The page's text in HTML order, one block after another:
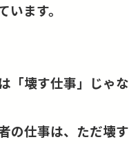
います。
「壊す仕事」じゃ
の仕事は、ただ壊